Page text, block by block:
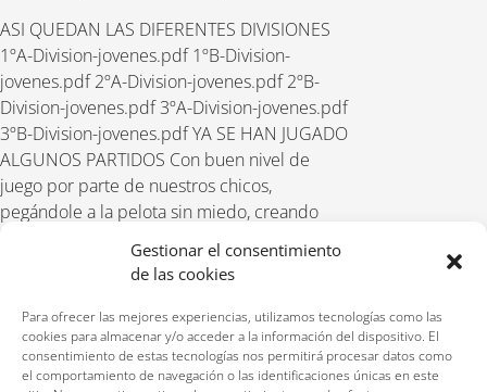
Gestionar el consentimiento
de las cookies
Para ofrecer las mejores experiencias, utilizamos tecnologías como las
cookies para almacenar y/o acceder a la información del dispositivo. El
consentimiento de estas tecnologías nos permitirá procesar datos como
el comportamiento de navegación o las identificaciones únicas en este
ASI QUEDAN LAS DIFERENTES DIVISIONES
1ºA-Division-jovenes.pdf 1ºB-Division-
jovenes.pdf 2ºA-Division-jovenes.pdf 2ºB-
Division-jovenes.pdf 3ºA-Division-jovenes.pdf
3ºB-Division-jovenes.pdf YA SE HAN JUGADO
ALGUNOS PARTIDOS Con buen nivel de
juego por parte de nuestros chicos,
pegándole a la pelota sin miedo, creando
jugadas de ataque, buscando la consistencia
1 2 3 4 Siguiente »